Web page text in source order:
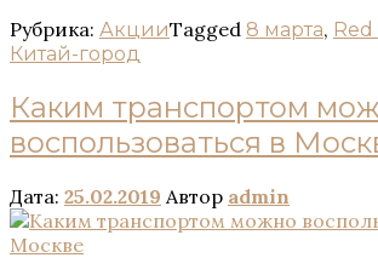
Рубрика: АкцииTagged 8 марта,
Китай-город
Каким транспортом
воспользоваться в
Дата: 25.02.2019 Автор admin